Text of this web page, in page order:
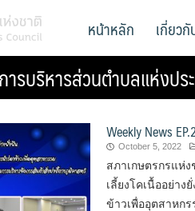
าติ หน้าหลัก เกี่ยว
รบริหารส่วนตำบลแห่งปร
Weekly News
October 5, 2022
สภาเกษตรกรแห่
เลี้ยงโคเนื้ออย่า
ข้าวเพื่ออุตสาหก